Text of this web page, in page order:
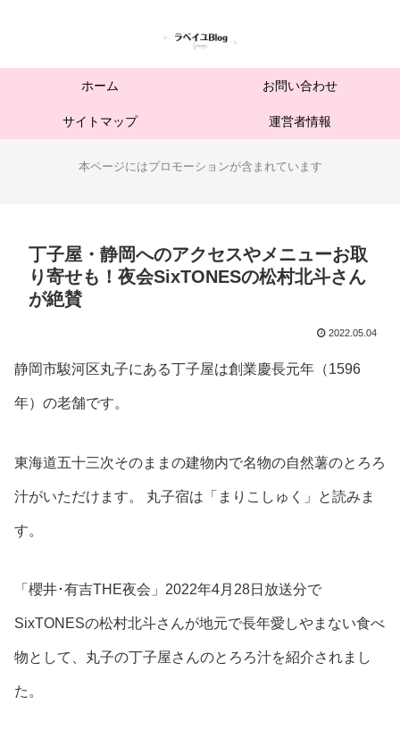
ホーム お問い合わせ
サイトマップ 運営者情報
本ページにはプロモーションが含まれています
丁子屋・静岡へのアクセスやメニューお取
り寄せも！夜会SixTONESの松村北斗さん
が絶賛
2022.05.04
静岡市駿河区丸子にある丁子屋は創業慶長元年（1596
年）の老舗です。
東海道五十三次そのままの建物内で名物の自然薯のとろろ
汁がいただけます。 丸子宿は「まりこしゅく」と読みま
す。
「櫻井･有吉THE夜会」2022年4月28日放送分で
SixTONESの松村北斗さんが地元で長年愛しやまない食べ
物として、丸子の丁子屋さんのとろろ汁を紹介されまし
た。